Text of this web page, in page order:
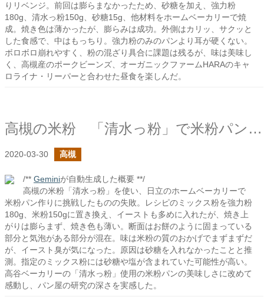
りリベンジ。前回は膨らまなかったため、砂糖を加え、強力粉
180g、清水っ粉150g、砂糖15g、他材料をホームベーカリーで焼
成。焼き色は薄かったが、膨らみは成功。外側はカリッ、サクッと
した食感で、中はもっちり。強力粉のみのパンより耳が硬くない。
ボロボロ崩れやすく、粉の混ざり具合に課題は残るが、味は美味し
く、高槻産のポークビーンズ、オーガニックファームHARAのキャ
ロライナ・リーパーと合わせた昼食を楽しんだ。
高槻の米粉 「清水っ粉」で米粉パン（小麦入り）を作ってみた（失敗編）
2020-03-30 高槻
/** Geminiが自動生成した概要 **/
高槻の米粉「清水っ粉」を使い、日立のホームベーカリーで
米粉パン作りに挑戦したものの失敗。レシピのミックス粉を強力粉
180g、米粉150gに置き換え、イーストも多めに入れたが、焼き上
がりは膨らまず、焼き色も薄い。断面はお餅のように固まっている
部分と気泡がある部分が混在。味は米粉の質のおかげでまずまずだ
が、イースト臭が気になった。原因は砂糖を入れなかったことと推
測。指定のミックス粉には砂糖や塩が含まれていた可能性が高い。
高谷ベーカリーの「清水っ粉」使用の米粉パンの美味しさに改めて
感動し、パン屋の研究の深さを実感した。